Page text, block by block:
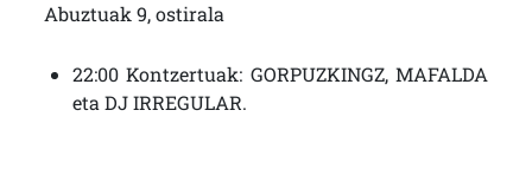
Abuztuak 9, ostirala
22:00 Kontzertuak: GORPUZKINGZ, MAFALDA
eta DJ IRREGULAR.